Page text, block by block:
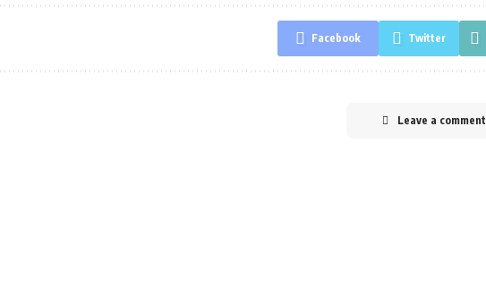
Facebook Twitter
Leave a comment